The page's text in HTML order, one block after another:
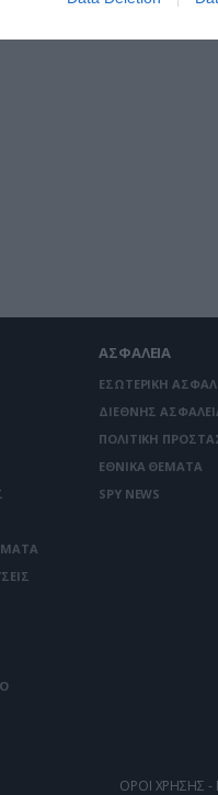
ΑΣΦΑΛΕΙΑ
ΕΣΩΤΕΡΙΚΗ
ΔΙΕΘΝΗΣ
ΠΟΛΙΤΙΚΗ
ΕΘΝΙΚΑ ΘΕΜΑΤΑ
SPY NEWS
ΟΡΟΙ ΧΡΗΣΗΣ -